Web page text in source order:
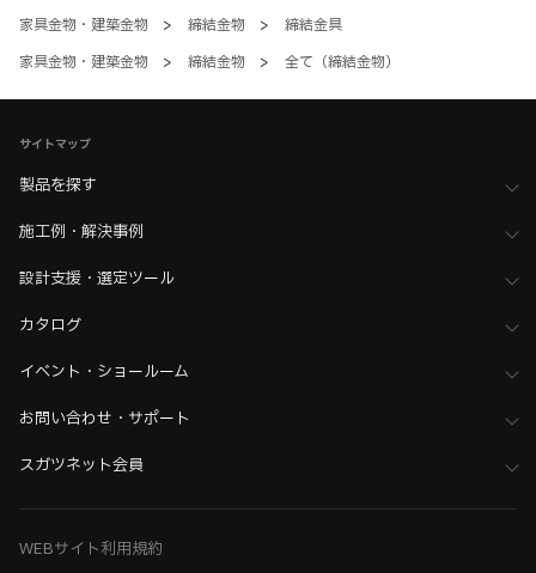
家具金物・建築金物 > 締結金物 >
締結金具
家具金物・建築金物
> 締結金物 > 全て（締結金物）
サイトマップ
製品を探す
施工例・解決事例
設計支援・選定ツール
カタログ
イベント・ショールーム
お問い合わせ・サポート
スガツネット会員
WEBサイト利用規約